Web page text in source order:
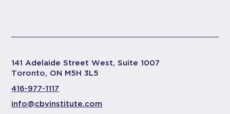
141 Adelaide Street West, Suite 1007
Toronto, ON M5H 3L5
416-977-1117
info@cbvinstitute.com